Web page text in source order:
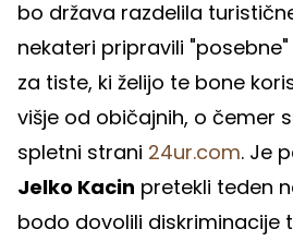
bo država razdelila
nekateri pripravili
za tiste, ki želijo te bone
višje od običajnih, o čemer
spletni strani 24ur.com. Je
Jelko Kacin pretekli teden
bodo dovolili diskriminacije